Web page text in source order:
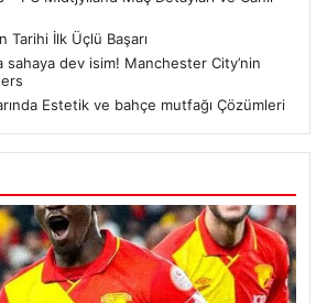
Tarihi İlk Üçlü Başarı
sahaya dev isim! Manchester City’nin
Estetik ve bahçe mutfağı Çözümleri